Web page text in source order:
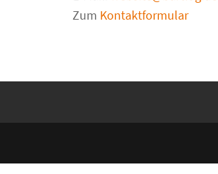
Zum Kontaktformular